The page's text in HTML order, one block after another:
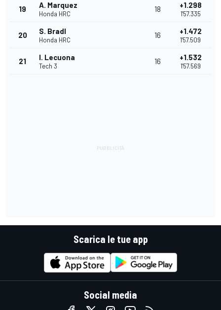
19 A. Marquez
Honda HRC
18 +1.298
1'57.335
20 S. Bradl
Honda HRC
16 +1.472
1'57.509
21 I. Lecuona
Tech 3
16 +1.532
1'57.569
Scarica le tue app
Social media